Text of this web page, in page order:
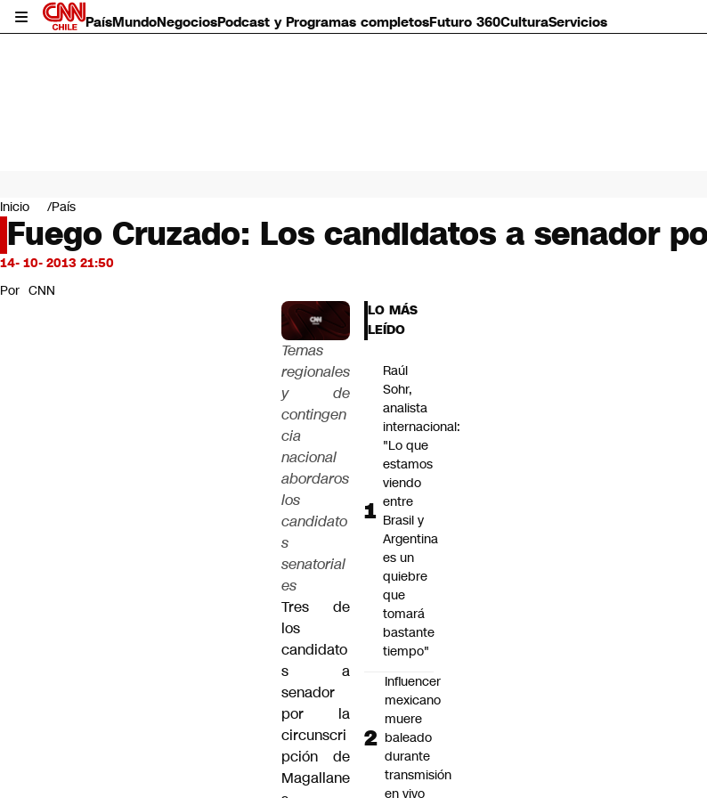
PaísMundoNegociosPodcast y Programas completosFuturo 360CulturaServicios
Mundo
Negocios
Deportes
Programas completos
Servicios
Inicio País
Fuego Cruzado: Los candidatos a senador
14- 10- 2013 21:50
Por CNN
Temas
regionales
y de
contingen
cia
nacional
abordaros
los
candidato
s
senatorial
es
Tres de
los
candidato
s a
senador
por la
circunscri
pción de
Magallane
LO MÁS
LEÍDO
Raúl
Sohr,
analista
internacional:
"Lo que
estamos
viendo
entre
Brasil y
Argentina
es un
quiebre
que
tomará
bastante
tiempo"
Influencer
mexicano
muere
baleado
durante
transmisión
en vivo